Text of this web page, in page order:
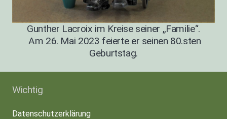
Gunther Lacroix im Kreise seiner „Familie“.
Am 26. Mai 2023 feierte er seinen 80.sten
Geburtstag.
Wichtig
Datenschutzerklärung